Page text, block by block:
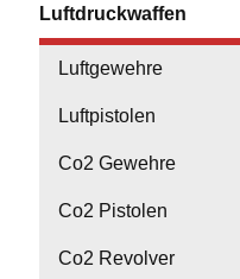
Luftdruckwaffen
Luftgewehre
Luftpistolen
Co2 Gewehre
Co2 Pistolen
Co2 Revolver